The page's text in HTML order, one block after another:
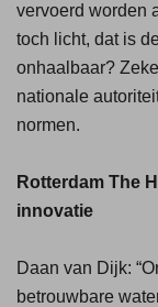
vervoerd worden
toch licht, dat is
onhaalbaar?
nationale
normen.
Rotterdam The
innovatie
Daan van Dijk:
betrouwbare